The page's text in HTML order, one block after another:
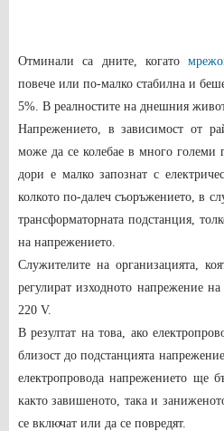
Отминали са дните, когато
повече или по-малко стабилна и
5%. В реалностите на днешния
Напрежението, в зависимост от
може да се колебае в много големи
дори е малко запознат с
колкото по-далеч съоръжението, в
трансформаторната подстанция,
на напрежението.
Служителите на организацията,
регулират изходното напрежение
220 V.
В резултат на това, ако
близост до подстанцията
електропровода напрежението ще
както завишеното, така и
се включат или да се повредят.